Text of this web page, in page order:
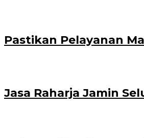
Pastikan Pelayanan
Jasa Raharja Jamin